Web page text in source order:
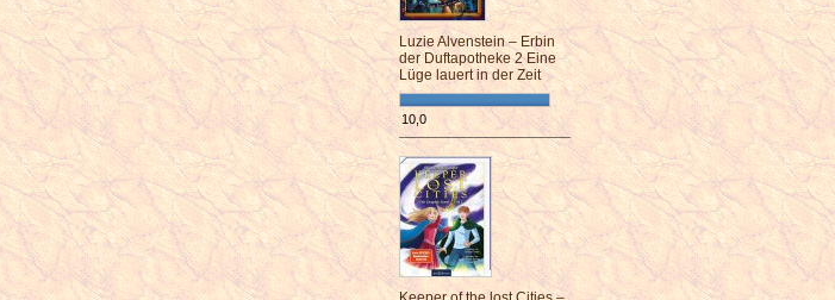
Luzie Alvenstein – Erbin
der Duftapotheke 2 Eine
Lüge lauert in der Zeit
10,0
¯¯¯¯¯¯¯¯¯¯¯¯¯¯¯¯¯¯¯¯¯¯¯¯